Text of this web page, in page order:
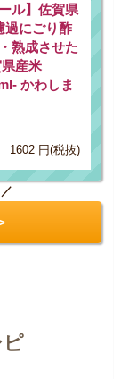
ル】佐賀県
過にごり酢
熟成させた
産米
かわしま
1602 円(税抜)